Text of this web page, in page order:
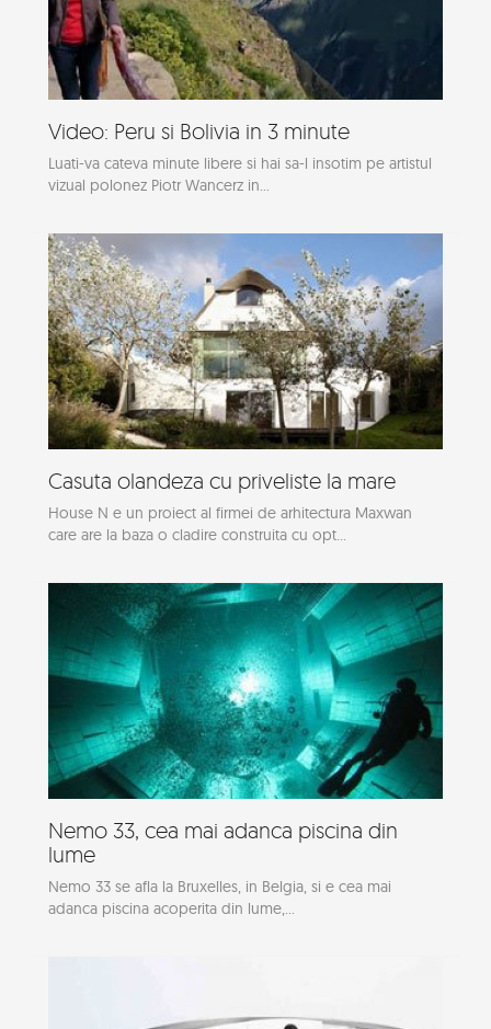
Video: Peru si Bolivia in 3 minute
Luati-va cateva minute libere si hai sa-l insotim pe artistul
vizual polonez Piotr Wancerz in...
Casuta olandeza cu priveliste la mare
House N e un proiect al firmei de arhitectura Maxwan
care are la baza o cladire construita cu opt...
Nemo 33, cea mai adanca piscina din
lume
Nemo 33 se afla la Bruxelles, in Belgia, si e cea mai
adanca piscina acoperita din lume,...